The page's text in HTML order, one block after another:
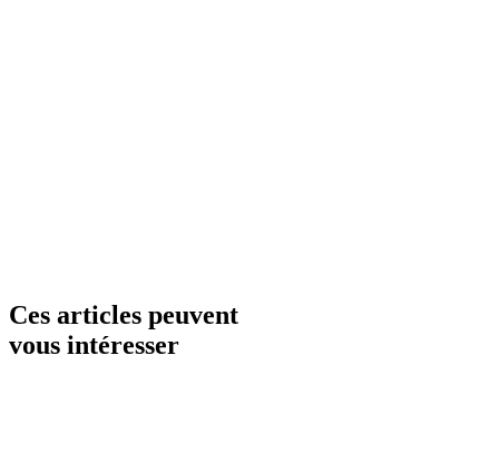
Ces articles peuvent
vous intéresser